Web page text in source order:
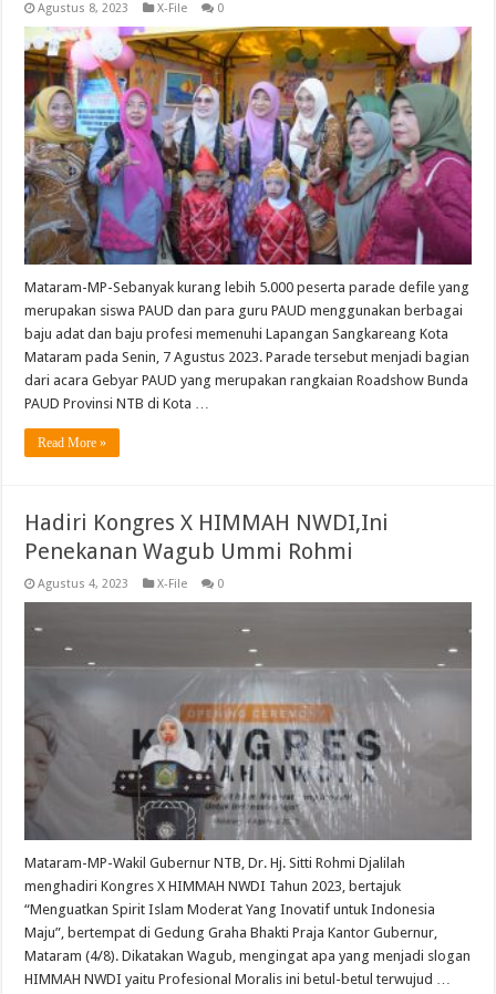
Agustus 8, 2023 X-File 0
Mataram-MP-Sebanyak kurang lebih 5.000 peserta parade defile yang
merupakan siswa PAUD dan para guru PAUD menggunakan berbagai
baju adat dan baju profesi memenuhi Lapangan Sangkareang Kota
Mataram pada Senin, 7 Agustus 2023. Parade tersebut menjadi bagian
dari acara Gebyar PAUD yang merupakan rangkaian Roadshow Bunda
PAUD Provinsi NTB di Kota …
Read More »
Hadiri Kongres X HIMMAH NWDI,Ini
Penekanan Wagub Ummi Rohmi
Agustus 4, 2023 X-File 0
Mataram-MP-Wakil Gubernur NTB, Dr. Hj. Sitti Rohmi Djalilah
menghadiri Kongres X HIMMAH NWDI Tahun 2023, bertajuk
“Menguatkan Spirit Islam Moderat Yang Inovatif untuk Indonesia
Maju”, bertempat di Gedung Graha Bhakti Praja Kantor Gubernur,
Mataram (4/8). Dikatakan Wagub, mengingat apa yang menjadi slogan
HIMMAH NWDI yaitu Profesional Moralis ini betul-betul terwujud …